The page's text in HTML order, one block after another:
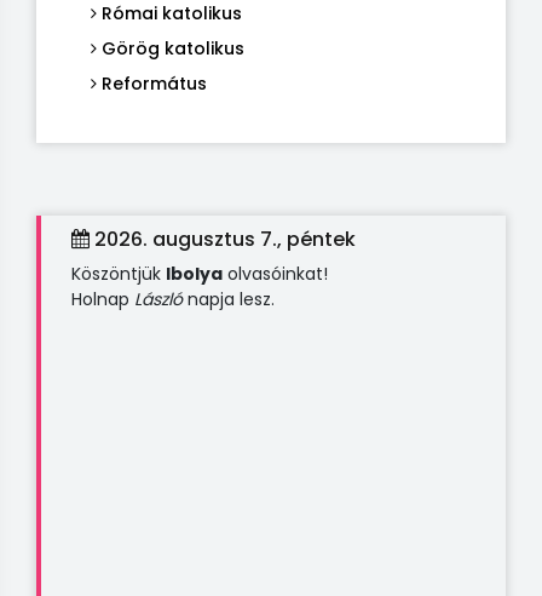
Római katolikus
Görög katolikus
Református
2026. augusztus 7., péntek
Köszöntjük Ibolya olvasóinkat!
Holnap Lászlónapja lesz.